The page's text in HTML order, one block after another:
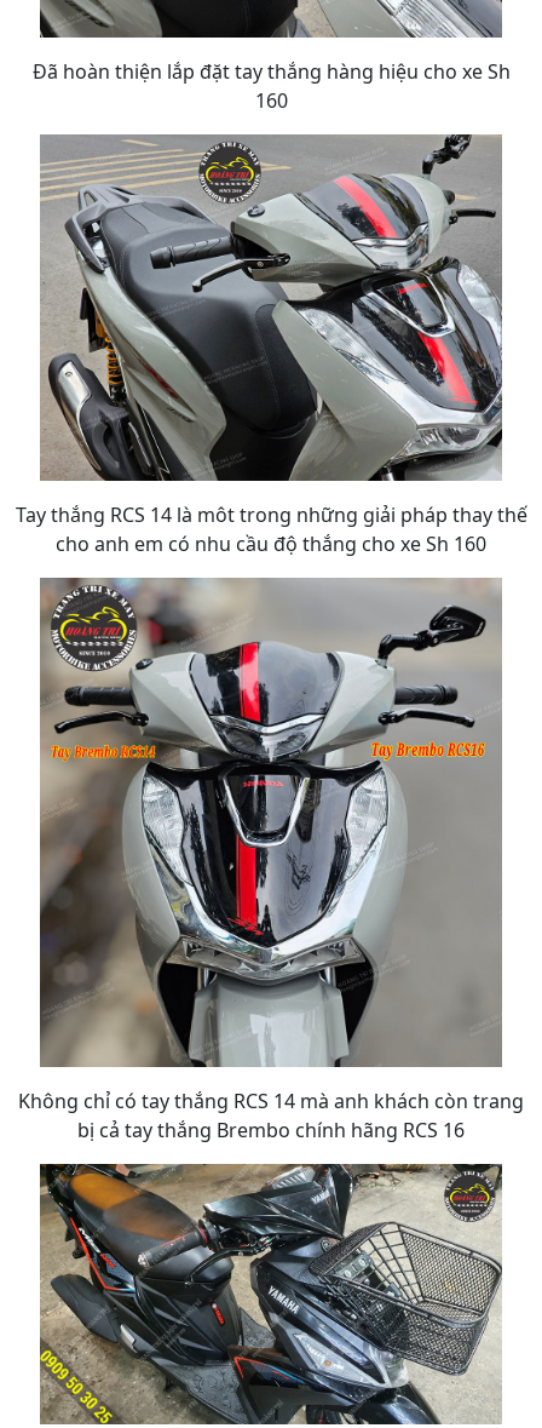
Đã hoàn thiện lắp đặt tay thắng hàng hiệu cho xe Sh
160
Tay thắng RCS 14 là môt trong những giải pháp thay thế
cho anh em có nhu cầu độ thắng cho xe Sh 160
Không chỉ có tay thắng RCS 14 mà anh khách còn trang
bị cả tay thắng Brembo chính hãng RCS 16